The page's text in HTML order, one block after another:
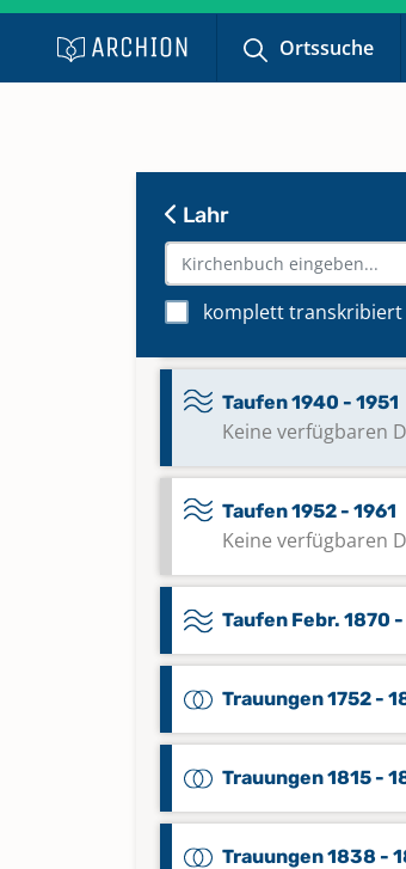
Ortssuche
Lahr
komplett transkribiert
Keine verfügbaren
Taufen 1928 - 1939
Keine verfügbaren
Taufen 1940 - 1951
Keine verfügbaren
Taufen 1952 - 1961
Keine verfügbaren
Taufen Febr. 1870
Trauungen 1752 -
Trauungen 1815 -
Trauungen 1838 -